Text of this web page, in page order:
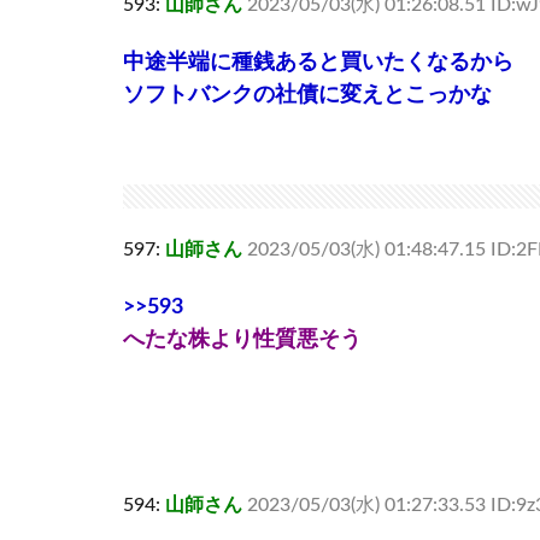
593: 山師さん 2023/05/03(水) 01:26:08.51
中途半端に種銭あると買いたくなるから
ソフトバンクの社債に変えとこっかな
597: 山師さん 2023/05/03(水) 01:48:47.15
>>593
へたな株より性質悪そう
594: 山師さん 2023/05/03(水) 01:27:33.53